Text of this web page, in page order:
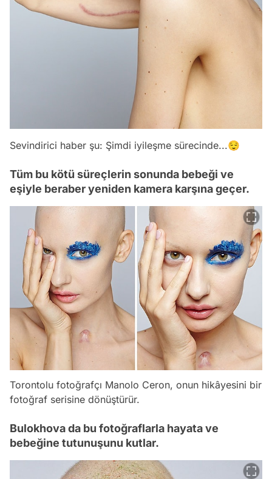
Sevindirici haber şu: Şimdi iyileşme sürecinde...😌
Tüm bu kötü süreçlerin sonunda bebeği ve
eşiyle beraber yeniden kamera karşına geçer.
Torontolu fotoğrafçı Manolo Ceron, onun hikâyesini bir
fotoğraf serisine dönüştürür.
Bulokhova da bu fotoğraflarla hayata ve
bebeğine tutunuşunu kutlar.